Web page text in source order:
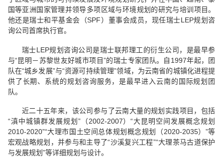
国等亚洲国家管理并领导多项区域与环境规划的研究与培训项目。
他还是瑞士和平基金会（SPF）董事会成员，现任瑞士LEP规划咨
询公司首席执行官。
瑞士LEP规划咨询公司是瑞士联邦理工的衍生公司，是最早参
与“昆明－苏黎世友好城市项目”的瑞士专家团队。自1997年起，团
队在“城乡发展”与“资源可持续管理”领域，为云南省的城镇化进程提
供了长期、系统的规划咨询服务，是最早进入云南的国际规划团
队。
近二十五年来，该公司参与了云南大量的规划实践项目，包括
“滇中城镇群发展规划”（2002-2007）“大昆明空间发展概念规划
2010-2020”“大理市国土空间总体规划概念规划（2020-2035）”等
宏观战略规划，并参与和主导了“沙溪复兴工程”“大理茶马古道保护
与发展规划”等详细规划与设计。